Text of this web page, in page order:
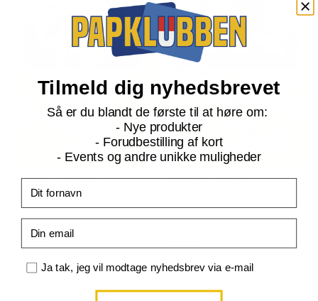
B&W Next Destinies
Foongus - 8/99 - Reverse
12,00 Current
price
kr. 39,95.
TILFØJ TIL KURV
B&W Next Destinies
price
kr. 39,95.
Tilmeld dig nyhedsbrevet
Så er du blandt de første til at høre om:
- Nye produkter
- Forudbestilling af kort
- Events og andre unikke muligheder
Samtykke
Ja tak, jeg vil modtage nyhedsbrev via e-mail